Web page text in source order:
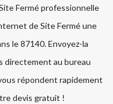
Fermé professionnelle
de Site Fermé une
le 87140. Envoyez-la
directement au bureau
répondent rapidement
devis gratuit !